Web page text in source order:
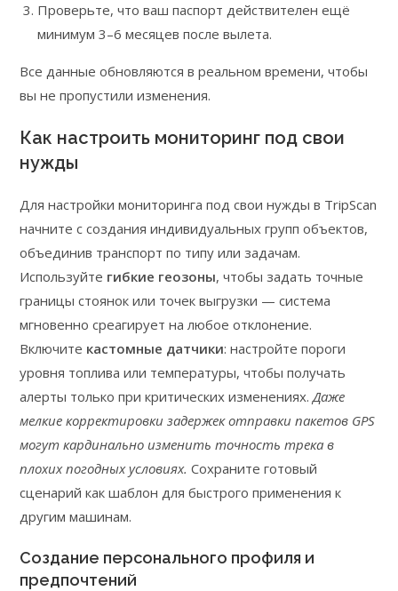
Проверьте, что ваш паспорт действителен ещё
минимум 3–6 месяцев после вылета.
Все данные обновляются в реальном времени, чтобы
вы не пропустили изменения.
Как настроить мониторинг под свои
нужды
Для настройки мониторинга под свои нужды в TripScan
начните с создания индивидуальных групп объектов,
объединив транспорт по типу или задачам.
Используйте гибкие геозоны, чтобы задать точные
границы стоянок или точек выгрузки — система
мгновенно среагирует на любое отклонение.
Включите кастомные датчики: настройте пороги
уровня топлива или температуры, чтобы получать
алерты только при критических изменениях.Даже
мелкие корректировки задержек отправки пакетов GPS
могут кардинально изменить точность трека в
плохих погодных условиях. Сохраните готовый
сценарий как шаблон для быстрого применения к
другим машинам.
Создание персонального профиля и
предпочтений